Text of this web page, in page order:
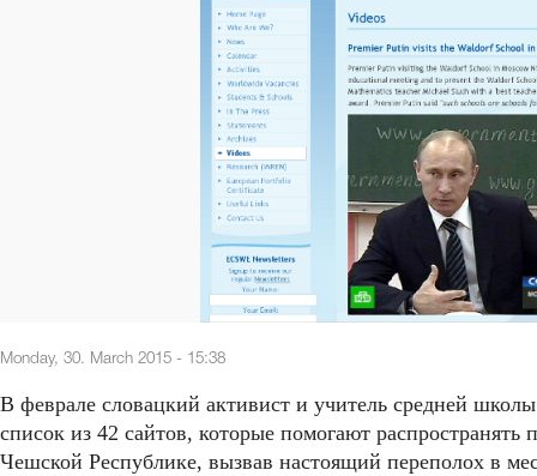
Monday, 30. March 2015 - 15:38
В феврале словацкий активист и учитель средней
список из 42 сайтов, которые помогают
Чешской Республике, вызвав настоящий переполох в